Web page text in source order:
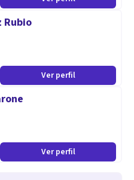
Rubio
Ver perfil
Ver perfil